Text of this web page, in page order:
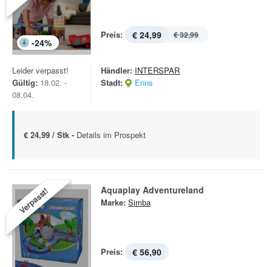
-24%
Preis: € 24,99 € 32,99
Leider verpasst!
Gültig: 18.02. -
08.04.
Händler: INTERSPAR
Stadt:
Enns
€ 24,99 / Stk - Details im Prospekt
Verpasst! Aquaplay Adventureland
Marke: Simba
Preis: € 56,90